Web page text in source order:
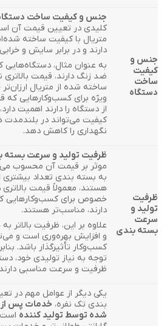
جنس و
کیفیت
ساخت
دستگاه
جنس و کیفیت ساخت
کلیدی در تعیین قیمت آن
متریال با کیفیت ساخته
دارند و در برابر سایش و
به عنوان مثال،
ضد زنگ دارند، قیمت
ساخته شده از متریال
ویژه برای کسب‌وکارهایی که
از دستگاه را دارند اهمیت
کیفیت می‌تواند در بلندمدت
نگهداری را کاهش دهد.
ظرفیت
تولید و
سرعت
بسته بندی
ظرفیت تولید و سرعت بسته
موثر بر قیمت آن محسوب
به بسته بندی تعداد بیشتری
هستند، معمولاً قیمت بالاتری
خصوص برای کسب‌وکارهایی که
دارند، مناسب‌تر هستند.
علاوه بر این، ظرفیت بالاتر
و افزایش بهره‌وری است و
کسب‌وکار تأثیرگذار باشد.
توجه به نیاز تولیدی خود،
ظرفیت و سرعت مناسبی
یکی دیگر از عوامل مهم در
بندی تک نفره، خدمات پس از
شده توسط تولید کننده